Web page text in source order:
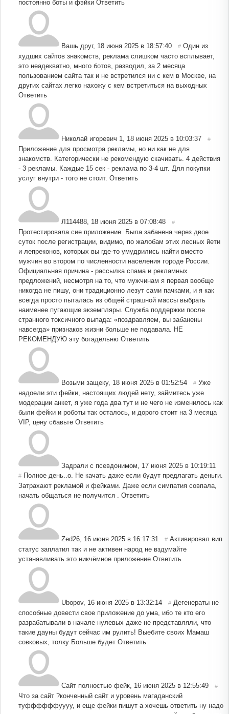
постоянно боты и фэйки Ответить
Вашь друг, 18 июня 2025 в 18:57:40 # Один из
худших сайтов знакомств, реклама слишком часто всплывает,
это неадекватно, много ботов, разводил, за 2 месяца
пользованием сайта так и не встретился ни с кем в Москве, на
других сайтах легко нахожу с кем встретиться на выходных
Ответить
Николай игоревич 1 18 июня 2025 в 10:03:37 #
Приложение для просмотра рекламы, но ни как не для
знакомств. Категорически не рекомендую скачивать. 4 действия
- 3 рекламы. Каждые 15 сек - реклама по 3-4 шт. Для покупки
услуг внутри - того не стоит. Ответить
Л114488 18 июня 2025 в 07:08:48 #
Протестировала сие приложение. Была забанена через двое
суток после регистрации, видимо, по жалобам этих лесных йети
и лепреконов, которых вы где-то умудрились найти вместо
мужчин во втором по численности населения городе России.
Официальная причина - рассылка спама и рекламных
предложений, несмотря на то, что мужчинам я первая вообще
никогда не пишу, они традиционно лезут сами пачками, и я как
всегда просто пыталась из общей страшной массы выбрать
наименее пугающие экземпляры. Служба поддержки после
странного токсичного выпада: «поздравляем, вы забанены
навсегда» признаков жизни больше не подавала. НЕ
РЕКОМЕНДУЮ эту богадельню Ответить
Возьми защеку, 18 июня 2025 в 01:52:54 # Уже
надоели эти фейки, настоящих людей нету, займитесь уже
модерации анкет, я уже года два тут и не чего не изменилось как
были фейки и роботы так осталось, и дорого стоит на 3 месяца
VIP, цену сбавьте Ответить
Задрали с псевдонимом 17 июня 2025 в 10:19:11
# Полное день..о. Не качать даже если будут предлагать деньги.
Затрахают рекламой и фейками. Даже если симпатия совпала,
начать общаться не получится .
Ответить
Zed26 16 июня 2025 в 16:17:31 # Активировал вип
статус заплатил так и не активен народ не вздумайте
устанавливать это никчёмное приложение Ответить
Ubopov, 16 июня 2025 в 13:32:14 # Дегенераты не
способные довести свое приложение до ума, ибо те кто его
разрабатывали в начале нулевых даже не представляли, что
такие дауны будут сейчас им рулить! Выебите своих Мамаш
совковых, толку Больше будет Ответить
Сайт полностью фейк 16 июня 2025 в 12:55:49 #
Что за сайт ?конченный сайт и уровень магаданский
туффффффуууу, и еще фейки пишут а хочешь ответить ну надо